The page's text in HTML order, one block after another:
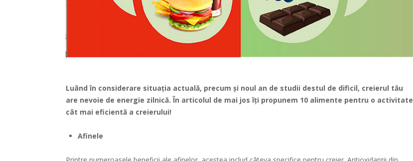
Luând în considerare situaţia actuală, precum şi noul an de studii destul de dificil, creierul tău
are nevoie de energie zilnică. În articolul de mai jos îți propunem 10 alimente pentru o activitate
cât mai eficientă a creierului!
Afinele